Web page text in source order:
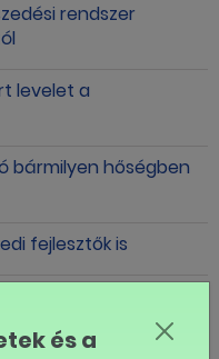
rendszer
levelet a
bármilyen hőségben
fejlesztők is
és a